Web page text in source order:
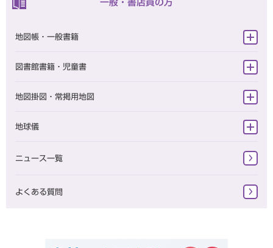
一般・書店員の方
地図帳・一般書籍
旅に出たくなる地図シリーズ
学習参考書 小学校
図書館書籍・児童書
図書館向け書籍
地図掛図・常掲用地図
掛地図
地球儀
地球儀（一般・学校用）
ニュース一覧
よくある質問